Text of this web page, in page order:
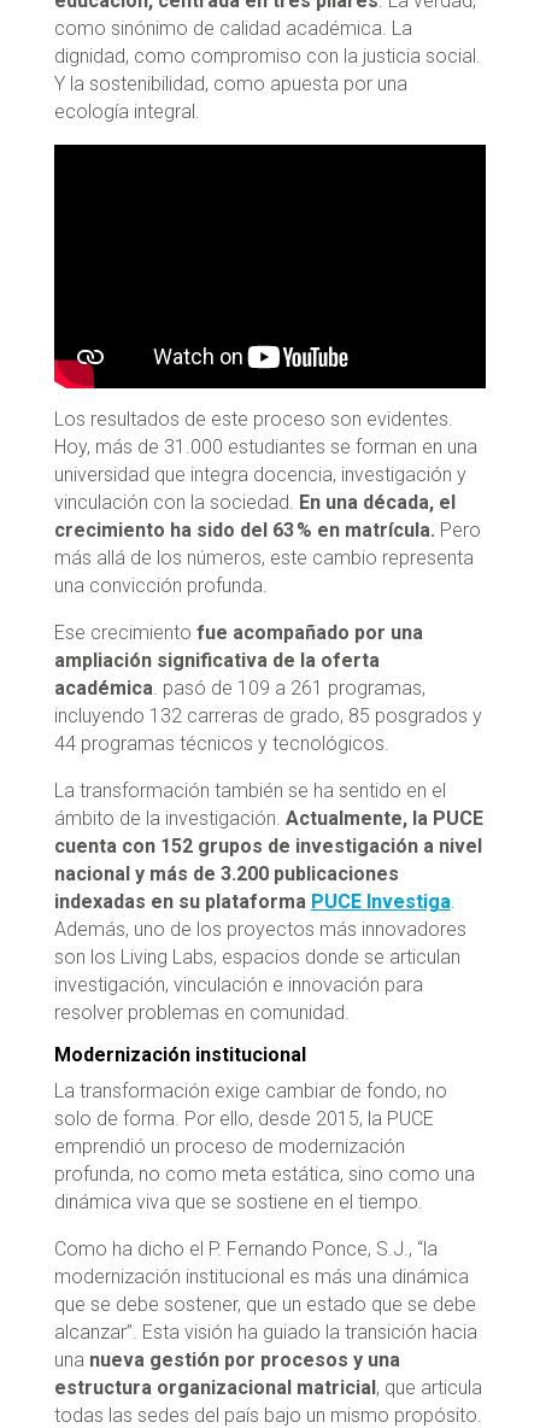
como sinónimo de calidad académica. La
dignidad, como compromiso con la justicia social.
Y la sostenibilidad, como apuesta por una
ecología integral.
Los resultados de este proceso son evidentes.
Hoy, más de 31.000 estudiantes se forman en una
universidad que integra docencia, investigación y
vinculación con la sociedad. En una década, el
crecimiento ha sido del 63 % en matrícula. Pero
más allá de los números, este cambio representa
una convicción profunda.
Ese crecimiento fue acompañado por una
ampliación significativa de la oferta
académica. pasó de 109 a 261 programas,
incluyendo 132 carreras de grado, 85 posgrados y
44 programas técnicos y tecnológicos.
La transformación también se ha sentido en el
ámbito de la investigación. Actualmente, la PUCE
cuenta con 152 grupos de investigación a nivel
nacional y más de 3.200 publicaciones
indexadas en su plataforma PUCE Investiga.
Además, uno de los proyectos más innovadores
son los Living Labs, espacios donde se articulan
investigación, vinculación e innovación para
resolver problemas en comunidad.
Modernización institucional
La transformación exige cambiar de fondo, no
solo de forma. Por ello, desde 2015, la PUCE
emprendió un proceso de modernización
profunda, no como meta estática, sino como una
dinámica viva que se sostiene en el tiempo.
Como ha dicho el P. Fernando Ponce, S.J., “la
modernización institucional es más una dinámica
que se debe sostener, que un estado que se debe
alcanzar”. Esta visión ha guiado la transición hacia
una nueva gestión por procesos y una
estructura organizacional matricial, que articula
todas las sedes del país bajo un mismo propósito.